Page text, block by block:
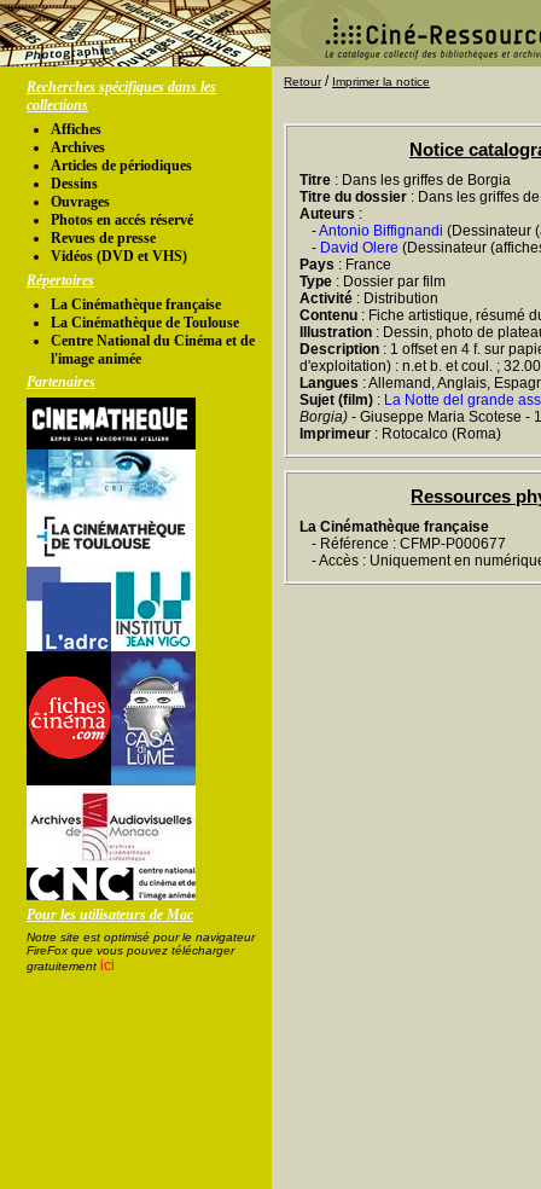
Recherches spécifiques dans les
collections
Affiches
Archives
Articles de périodiques
Dessins
Ouvrages
Photos en accés réservé
Revues de presse
Vidéos (DVD et VHS)
Répertoires
La Cinémathèque française
La Cinémathèque de Toulouse
Centre National du Cinéma et de
l'image animée
Partenaires
Pour les utilisateurs de Mac
Notre site est optimisé pour le navigateur
FireFox que vous pouvez télécharger
gratuitement ici
Retour/ Imprimer la notice
Notice
Titre : Dans les griffes de Borgia
Titre du dossier : Dans les griffes
Auteurs :
-Antonio Biffignandi (Dessinateur
- David Olere (Dessinateur
Pays : France
Type : Dossier par film
Activité : Distribution
Contenu : Fiche artistique, résumé
Illustration : Dessin, photo de
Description : 1 offset en 4 f. sur
d'exploitation) : n.et b. et coul. ;
Langues : Allemand, Anglais,
Sujet (film) : La Notte del grande
Borgia) - Giuseppe Maria Scotese -
Imprimeur : Rotocalco (Roma)
Ressources
La Cinémathèque française
- Référence : CFMP-P000677
- Accès : Uniquement en